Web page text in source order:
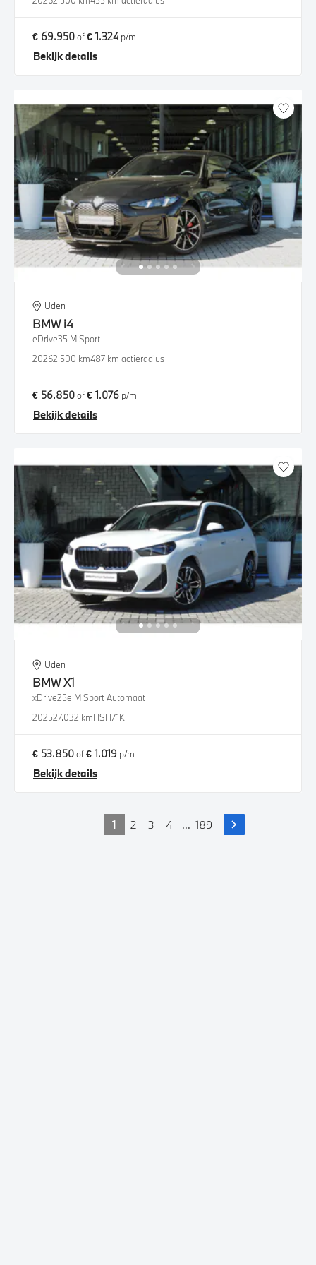
€ 69.950of€ 1.324 p/m
Bekijk details
Uden
BMW i4
eDrive35 M Sport
20262.500 km487 km actieradius
€ 56.850of€ 1.076 p/m
Bekijk details
Uden
BMWX1
xDrive25e M Sport Automaat
202527.032 kmHSH71K
€ 53.850of€ 1.019 p/m
Bekijk details
1 2 3 4 ... 189